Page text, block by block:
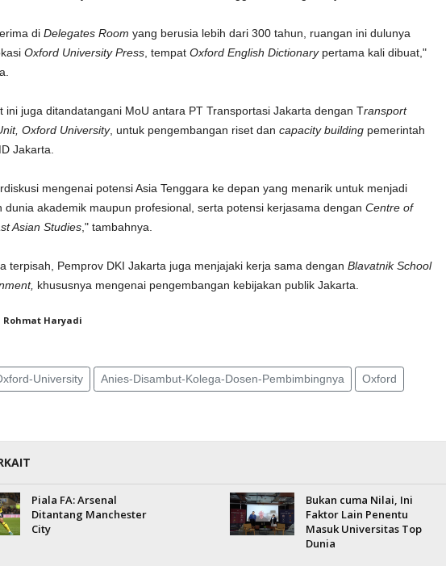
di Delegates Room yang berusia lebih dari 300 tahun, ruangan ini dulunya
Oxford University Press, tempat Oxford English Dictionarypertama kali dibuat,"
ini juga ditandatangani MoU antara PT Transportasi Jakarta dengan Transport
Oxford University, untuk pengembangan riset dan capacity buildingpemerintah
Jakarta.
mengenai potensi Asia Tenggara ke depan yang menarik untuk menjadi
dunia akademik maupun profesional, serta potensi kerjasama dengan Centre of
Asian Studies," tambahnya.
terpisah, Pemprov DKI Jakarta juga menjajaki kerja sama dengan Blavatnik School
khususnya mengenai pengembangan kebijakan publik Jakarta.
Haryadi
University Anies-Disambut-Kolega-Dosen-Pembimbingnya Oxford
Piala FA: Arsenal
Ditantang Manchester
City
Bukan cuma Nilai, Ini
Faktor Lain Penentu
Masuk Universitas Top
Dunia